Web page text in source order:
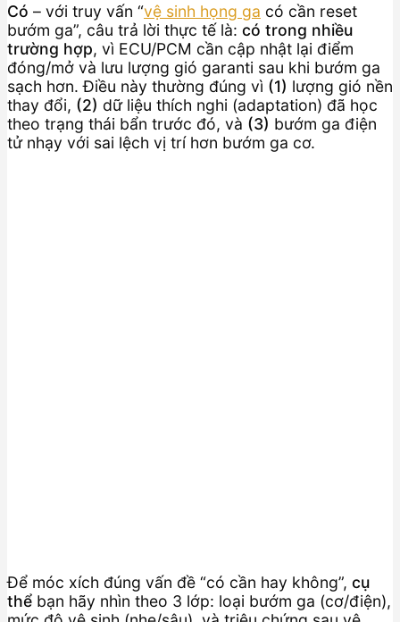
Có – với truy vấn “vệ sinh họng ga có cần reset
bướm ga”, câu trả lời thực tế là: có trong nhiều
trường hợp, vì ECU/PCM cần cập nhật lại điểm
đóng/mở và lưu lượng gió garanti sau khi bướm ga
sạch hơn. Điều này thường đúng vì (1) lượng gió nền
thay đổi, (2) dữ liệu thích nghi (adaptation) đã học
theo trạng thái bẩn trước đó, và (3) bướm ga điện
tử nhạy với sai lệch vị trí hơn bướm ga cơ.
Để móc xích đúng vấn đề “có cần hay không”, cụ
thể bạn hãy nhìn theo 3 lớp: loại bướm ga (cơ/điện),